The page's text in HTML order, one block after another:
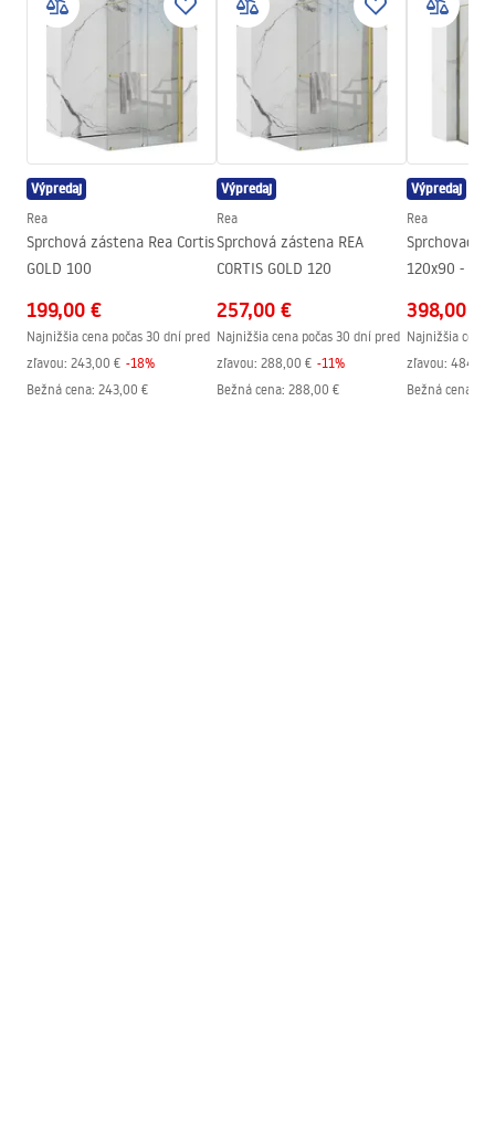
Spôsob montáže
Povrch
Nastavenie výšky
Áno
Min. výška
mm
Max. výška
1300
Výtok do vane
Áno, otočná
Regulácia tlaku
Áno
Systém Anti-Calc
Technológia povrchovej úpravy
PVD
Rozostup vodovodných
prípojok
150mm
Záruka 24 mesiacov
Bezpečnostné informácie
Safety_Information_Shower_set.pdf
Záručné podmienky
Warranty_Terms_and_Conditions_Faucets_-_5.pdf
Návod na montáž
shower_set.pdf
Výpredaj
Rea
Sprchová zástena Rea Cortis
GOLD 100
199,00 €
Najnižšia cena počas 30 dní pred
zľavou: 243,00 € -18%
Bežná cena: 243,00 €
Výpredaj
Rea
Sprchová zástena REA
CORTIS GOLD 120
257,00 €
Najnižšia cena počas 30 dní pred
zľavou: 288,00 € -11%
Bežná cena: 288,00 €
Výpredaj
Rea
Sprchovací
120x90 -
398,00 €
Najnižšia cena
zľavou: 484,00
Bežná cena